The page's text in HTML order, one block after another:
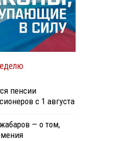
пенсии
с 1 августа
— о том,